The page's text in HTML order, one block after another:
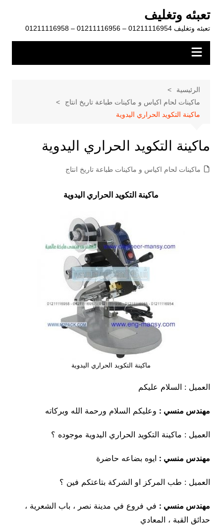
المحتوى
تعبئه وتغليف
تعبئه وتغليف 01211116954 – 01211116956 – 01211116958
الرئيسية
ماكينات لحام اكياس و ماكينات طباعة تاريخ انتاج
ماكينة التكويد الحراري اليدوية
ماكينة التكويد الحراري اليدوية
ماكينات لحام اكياس و ماكينات طباعة تاريخ انتاج
ماكينة التكويد الحراري اليدوية
ماكينة التكويد الحراري اليدوية
العميل : السلام عليكم
مهندس منسي : وعليكم السلام ورحمة الله وبركاته
العميل : ماكينة التكويد الحراري اليدوية موجوده ؟
مهندس منسي : ايوه بضاعه حاضرة
العميل : طب المركز او الشركة بتاعتكم فين ؟
مهندس منسي : في فروع في مدينة نصر ، باب الشعرية ،
حدائق القبة ، المعادي